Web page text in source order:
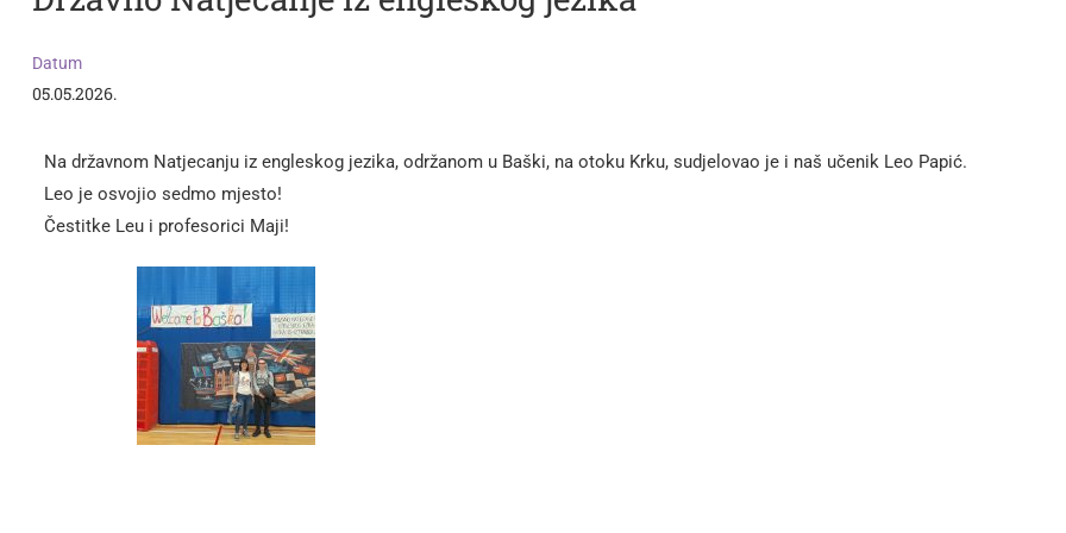
Datum
05.05.2026.
Na državnom Natjecanju iz engleskog jezika, održanom u Baški, na otoku Krku, sudjelovao je i naš učenik Leo Papić.
Leo je osvojio sedmo mjesto!
Čestitke Leu i profesorici Maji!